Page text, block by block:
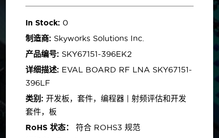
In Stock: 0
制造商: Skyworks Solutions Inc.
产品编号: SKY67151-396EK2
详细描述: EVAL BOARD RF LNA SKY67151-
396LF
类别: 开发板，套件，编程器 | 射频评估和开发
套件，板
RoHS 状态：
符合 ROHS3 规范